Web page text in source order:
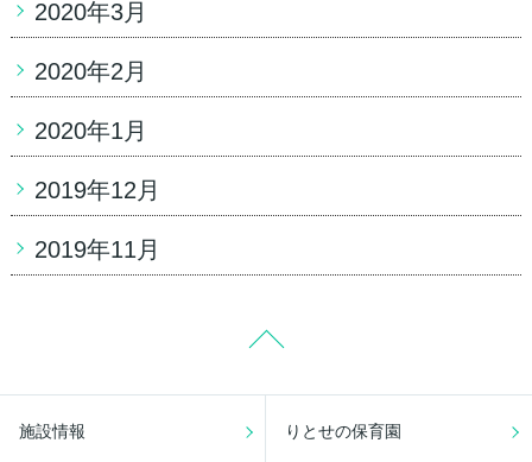
2020年3月
2020年2月
2020年1月
2019年12月
2019年11月
施設情報 りとせの保育園